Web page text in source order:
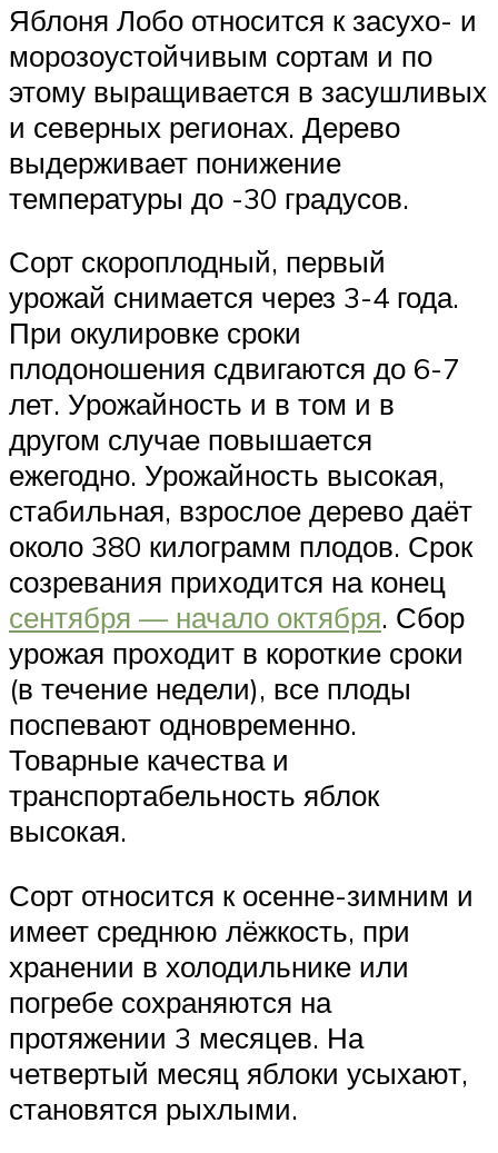
Яблоня Лобо относится к засухо- и
морозоустойчивым сортам и по
этому выращивается в засушливых
и северных регионах. Дерево
выдерживает понижение
температуры до -30 градусов.
Сорт скороплодный, первый
урожай снимается через 3-4 года.
При окулировке сроки
плодоношения сдвигаются до 6-7
лет. Урожайность и в том и в
другом случае повышается
ежегодно. Урожайность высокая,
стабильная, взрослое дерево даёт
около 380 килограмм плодов. Срок
созревания приходится на конец
сентября — начало октября. Сбор
урожая проходит в короткие сроки
(в течение недели), все плоды
поспевают одновременно.
Товарные качества и
транспортабельность яблок
высокая.
Сорт относится к осенне-зимним и
имеет среднюю лёжкость, при
хранении в холодильнике или
погребе сохраняются на
протяжении 3 месяцев. На
четвертый месяц яблоки усыхают,
становятся рыхлыми.